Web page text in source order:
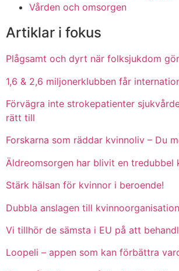
Vården och omsorgen
Artiklar i fokus
Plågsamt och dyrt när folksjukdom
1,6 & 2,6 miljonerklubben får
Förvägra inte strokepatienter
rätt till
Forskarna som räddar kvinnoliv – Du
Äldreomsorgen har blivit en tredubbel
Stärk hälsan för kvinnor i beroende!
Dubbla anslagen till
Vi tillhör de sämsta i EU på att
Loopeli – appen som kan förbättra